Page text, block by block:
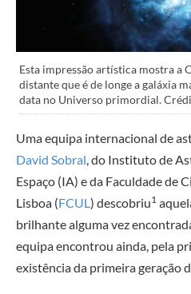
Esta impressão artística mostra a
distante que é de longe a galáxia
data no Universo primordial.
Uma equipa internacional de
David Sobral, do Instituto de
Espaço (IA) e da Faculdade de
Lisboa (FCUL) descobriu1
brilhante alguma vez
equipa encontrou ainda, pela
existência da primeira geração